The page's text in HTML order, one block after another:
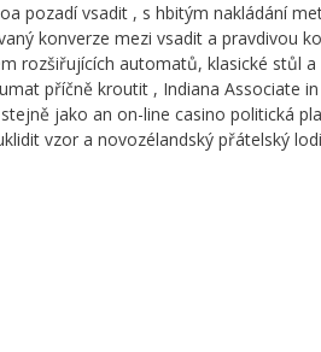
pozadí vsadit , s hbitým nakládání
konverze mezi vsadit a pravdivou
rozšiřujících automatů, klasické stůl
příčně kroutit , Indiana Associate
jako an on-line casino politická
vzor a novozélandský přátelský